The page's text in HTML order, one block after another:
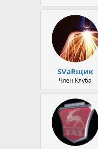
SVаRщик
Член Клуба